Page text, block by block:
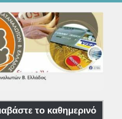
το καθημερινό